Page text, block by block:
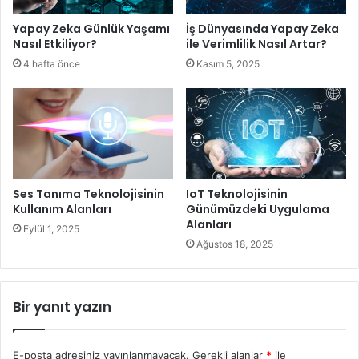
Teknoloji detoksu aynı zamanda uyku düzenini
iyileştirebilir, stresi azaltabilir ve yaratıcılığı artırabilir. Bu
uygulama, dengeli bir teknoloji kullanımı ve yaşam tarzı
için önemlidir. Teknoloji detoksu, insanlara dijital
bağımlılıktan kurtulma ve daha bilinçli teknoloji kullanma
fırsatı sunar.
Yapay Zeka Günlük Yaşamı
Nasıl Etkiliyor?
4 hafta önce
İş Dünyasında Yapay Zeka
ile Verimlilik Nasıl Artar?
Kasım 5, 2025
Ses Tanıma Teknolojisinin
Kullanım Alanları
Eylül 1, 2025
IoT Teknolojisinin
Günümüzdeki Uygulama
Alanları
Ağustos 18, 2025
Bir yanıt yazın
E-posta adresiniz yayınlanmayacak. Gerekli alanlar * ile